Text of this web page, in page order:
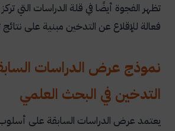
تظهر الفجوة أيضًا في قلة الدراسات التي
فعالة للإقلاع عن التدخين مبنية على
نموذج عرض الدراسات
التدخين في البحث العلمي
يعتمد عرض الدراسات السابقة على